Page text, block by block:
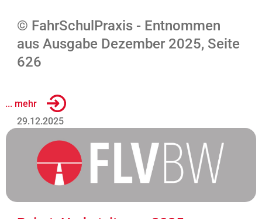
© FahrSchulPraxis - Entnommen
aus Ausgabe Dezember 2025, Seite
626
... mehr
29.12.2025